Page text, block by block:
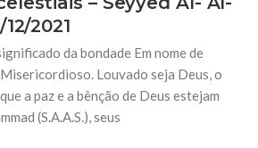
CIÊNCIAS RELIGIOSAS
no Brasil
Clemente, o Misericordioso. Deus, o
livro sagrado: “Deus ordena a
aos parentes, e veda a
a iniquidade.
2021
da bondade Em nome de
Louvado seja Deus, o
a paz e a bênção de Deus estejam
(S.A.A.S.), seus